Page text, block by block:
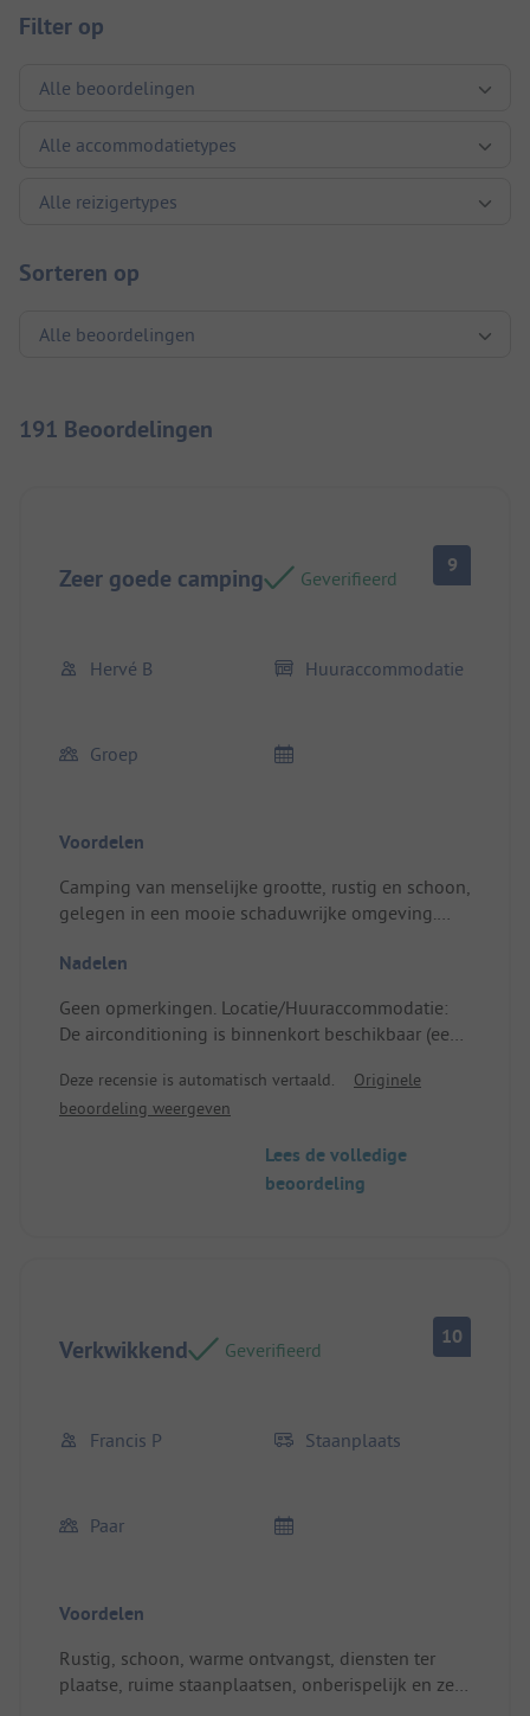
Filter op
Sorteren op
191 Beoordelingen
Zeer goede camping Geverifieerd
9
Hervé B Huuraccommodatie
Groep
Voordelen
Camping van menselijke grootte, rustig en schoon,
gelegen in een mooie schaduwrijke omgeving.
goed uitgerust en goed ingericht, zelfs een
Nadelen
Geen opmerkingen. Locatie/Huuraccommodatie:
De airconditioning is binnenkort beschikbaar (een
snijplank.
Deze recensie is automatisch vertaald.
Originele
beoordeling weergeven
Lees de volledige
beoordeling
Verkwikkend Geverifieerd
10
Francis P Staanplaats
Paar
Voordelen
Rustig, schoon, warme ontvangst, diensten ter
plaatse, ruime staanplaatsen, onberispelijk en zeer